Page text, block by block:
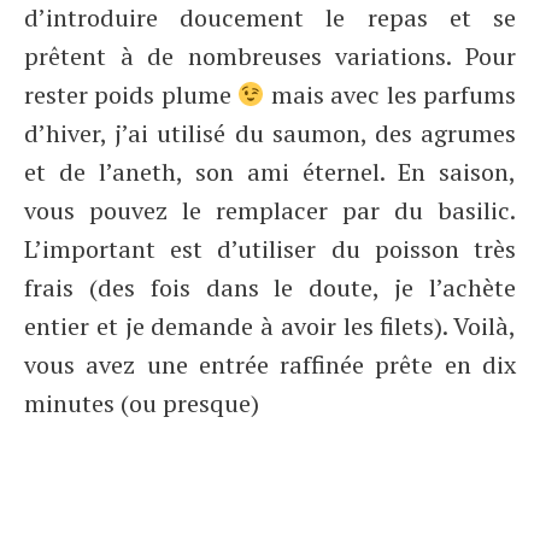
d’introduire doucement le repas et se
prêtent à de nombreuses variations. Pour
rester poids plume
mais avec les parfums
d’hiver, j’ai utilisé du saumon, des agrumes
et de l’aneth, son ami éternel. En saison,
vous pouvez le remplacer par du basilic.
L’important est d’utiliser du poisson très
frais (des fois dans le doute, je l’achète
entier et je demande à avoir les filets). Voilà,
vous avez une entrée raffinée prête en dix
minutes (ou presque)